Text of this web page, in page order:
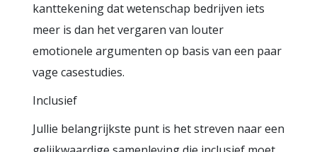
kanttekening dat wetenschap bedrijven iets
meer is dan het vergaren van louter
emotionele argumenten op basis van een paar
vage casestudies.
Inclusief
Jullie belangrijkste punt is het streven naar een